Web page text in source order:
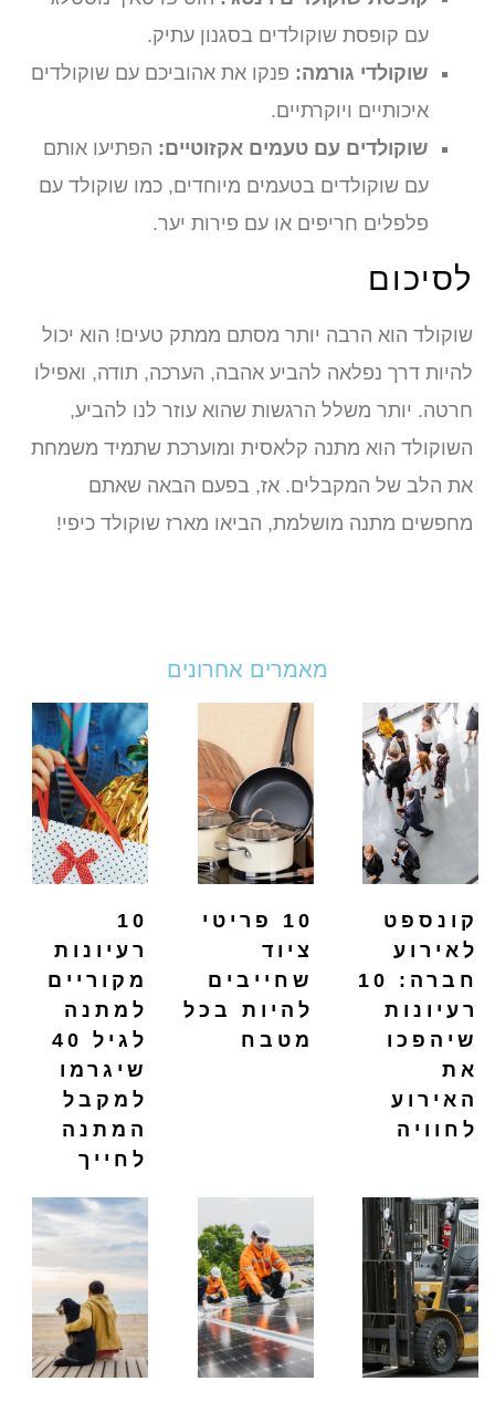
עם קופסת שוקולדים בסגנון עתיק.
שוקולדי גורמה: פנקו את אהוביכם עם שוקולדים
איכותיים ויוקרתיים.
שוקולדים עם טעמים אקזוטיים: הפתיעו אותם
עם שוקולדים בטעמים מיוחדים, כמו שוקולד עם
פלפלים חריפים או עם פירות יער.
לסיכום
שוקולד הוא הרבה יותר מסתם ממתק טעים! הוא יכול
להיות דרך נפלאה להביע אהבה, הערכה, תודה, ואפילו
חרטה. יותר משלל הרגשות שהוא עוזר לנו להביע,
השוקולד הוא מתנה קלאסית ומוערכת שתמיד משמחת
את הלב של המקבלים. אז, בפעם הבאה שאתם
מחפשים מתנה מושלמת, הביאו מארז שוקולד כיפי!
מאמרים אחרונים
קונספט
לאירוע
חברה: 10
רעיונות
שיהפכו
את
האירוע
לחוויה
10 פריטי
ציוד
שחייבים
להיות בכל
מטבח
10
רעיונות
מקוריים
למתנה
לגיל 40
שיגרמו
למקבל
המתנה
לחייך